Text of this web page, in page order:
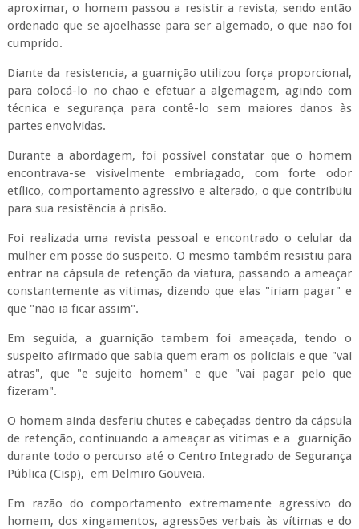
aproximar, o homem passou a resistir a revista, sendo então
ordenado que se ajoelhasse para ser algemado, o que não foi
cumprido.
Diante da resistencia, a guarnição utilizou força proporcional,
para colocá-lo no chao e efetuar a algemagem, agindo com
técnica e segurança para contê-lo sem maiores danos às
partes envolvidas.
Durante a abordagem, foi possivel constatar que o homem
encontrava-se visivelmente embriagado, com forte odor
etílico, comportamento agressivo e alterado, o que contribuiu
para sua resistência à prisão.
Foi realizada uma revista pessoal e encontrado o celular da
mulher em posse do suspeito. O mesmo também resistiu para
entrar na cápsula de retenção da viatura, passando a ameaçar
constantemente as vitimas, dizendo que elas "iriam pagar" e
que "não ia ficar assim".
Em seguida, a guarnição tambem foi ameaçada, tendo o
suspeito afirmado que sabia quem eram os policiais e que "vai
atras", que "e sujeito homem" e que "vai pagar pelo que
fizeram".
O homem ainda desferiu chutes e cabeçadas dentro da cápsula
de retenção, continuando a ameaçar as vitimas e a guarnição
durante todo o percurso até o Centro Integrado de Segurança
Pública (Cisp), em Delmiro Gouveia.
Em razão do comportamento extremamente agressivo do
homem, dos xingamentos, agressões verbais às vítimas e do